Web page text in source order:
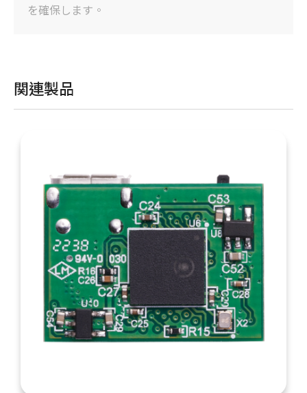
を確保します。
関連製品